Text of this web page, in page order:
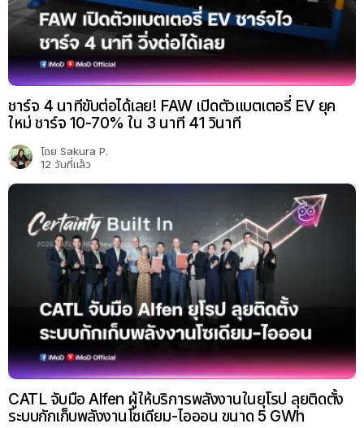
ชาร์จ 4 นาทีขับต่อได้เลย! FAW เปิดตัวแบตเตอรี่ EV ยุค
ใหม่ ชาร์จ 10-70% ใน 3 นาที 41 วินาที
โดย Sakura P.
12 วันที่แล้ว
CATL จับมือ Alfen ผู้ให้บริการพลังงานในยุโรป ลุยติดตั้ง
ระบบกักเก็บพลังงานโซเดียม-ไอออน ขนาด 5 GWh